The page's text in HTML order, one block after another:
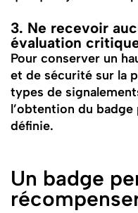
3. Ne recevoir
évaluation
Pour conserver un
et de sécurité sur la
types de
l’obtention du
définie.
Un badge